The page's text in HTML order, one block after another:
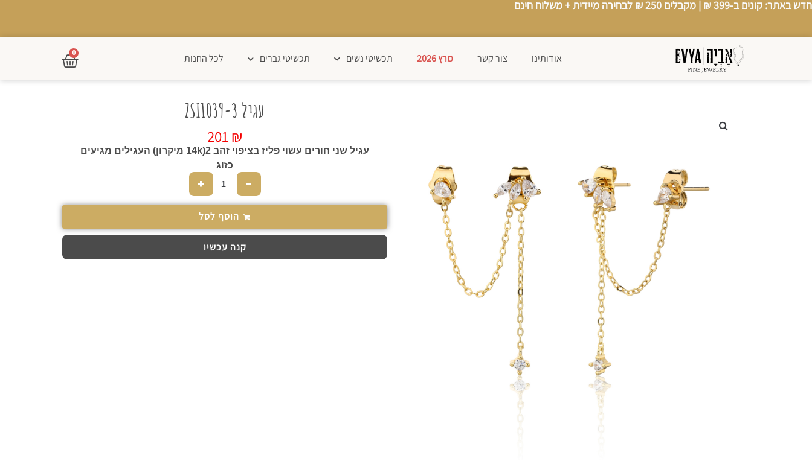
חדש באתר: קונים ב-399 ₪ | מקבלים 250 ₪ לבחירה מיידית +משלוח חינם
אודותינו
←
אודותינו צור קשר מרץ 2026 תכשיטי נשים תכשיטי גברים לכל החנות 0
עגיל ZSI1039-3
201 ₪
עגיל שני חורים עשוי פליז בציפוי זהב 14k)2 מיקרון) העגילים מגיעים
כזוג
−
+
הוסף לסל
קנה עכשיו